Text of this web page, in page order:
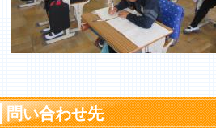
問い合わせ先